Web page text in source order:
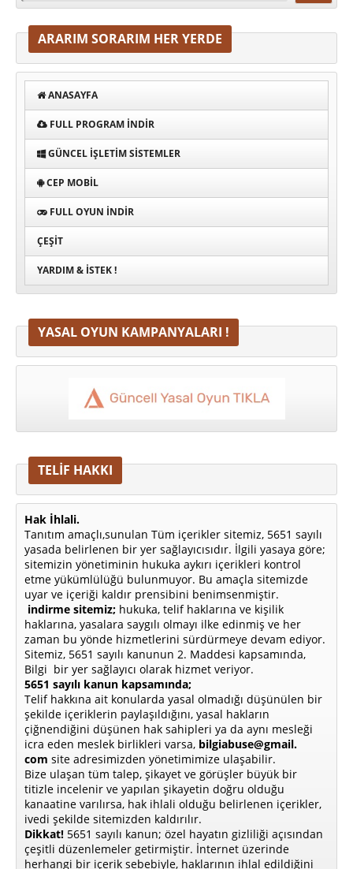
ARARIM SORARIM HER YERDE
ANASAYFA
FULL PROGRAM INDIR
GÜNCEL İŞLETIM SISTEMLER
CEP MOBIL
FULL OYUN İNDIR
ÇEŞIT
YARDIM & İSTEK !
YASAL OYUN KAMPANYALARI !
TELİF HAKKI
Hak İhlali.
Tanıtım amaçlı,sunulan Tüm içerikler sitemiz, 5651 sayılı
yasada belirlenen bir yer sağlayıcısıdır. İlgili yasaya göre;
sitemizin yönetiminin hukuka aykırı içerikleri kontrol
etme yükümlülüğü bulunmuyor. Bu amaçla sitemizde
uyar ve içeriği kaldır prensibini benimsenmiştir.
indirme sitemiz; hukuka, telif haklarına ve kişilik
haklarına, yasalara saygılı olmayı ilke edinmiş ve her
zaman bu yönde hizmetlerini sürdürmeye devam ediyor.
Sitemiz, 5651 sayılı kanunun 2. Maddesi kapsamında,
Bilgi bir yer sağlayıcı olarak hizmet veriyor.
5651 sayılı kanun kapsamında;
Telif hakkına ait konularda yasal olmadığı düşünülen bir
şekilde içeriklerin paylaşıldığını, yasal hakların
çiğnendiğini düşünen hak sahipleri ya da aynı mesleği
icra eden meslek birlikleri varsa, bilgiabuse@gmail.
com site adresimizden yönetimimize ulaşabilir.
Bize ulaşan tüm talep, şikayet ve görüşler büyük bir
titizle incelenir ve yapılan şikayetin doğru olduğu
kanaatine varılırsa, hak ihlali olduğu belirlenen içerikler,
ivedi şekilde sitemizden kaldırılır.
Dikkat! 5651 sayılı kanun; özel hayatın gizliliği açısından
çeşitli düzenlemeler getirmiştir. İnternet üzerinde
herhangi bir içerik sebebiyle, haklarının ihlal edildiğini